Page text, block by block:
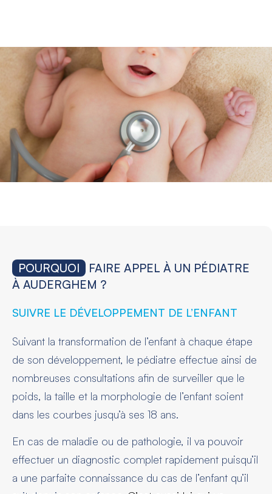
POURQUOI
FAIRE APPEL À UN PÉDIATRE
À AUDERGHEM ?
SUIVRE LE DÉVELOPPEMENT DE L’ENFANT
Suivant la transformation de l’enfant à chaque étape
de son développement, le pédiatre effectue ainsi de
nombreuses consultations afin de surveiller que le
poids, la taille et la morphologie de l’enfant soient
dans les courbes jusqu’à ses 18 ans.
En cas de maladie ou de pathologie, il va pouvoir
effectuer un diagnostic complet rapidement puisqu’il
a une parfaite connaissance du cas de l’enfant qu’il